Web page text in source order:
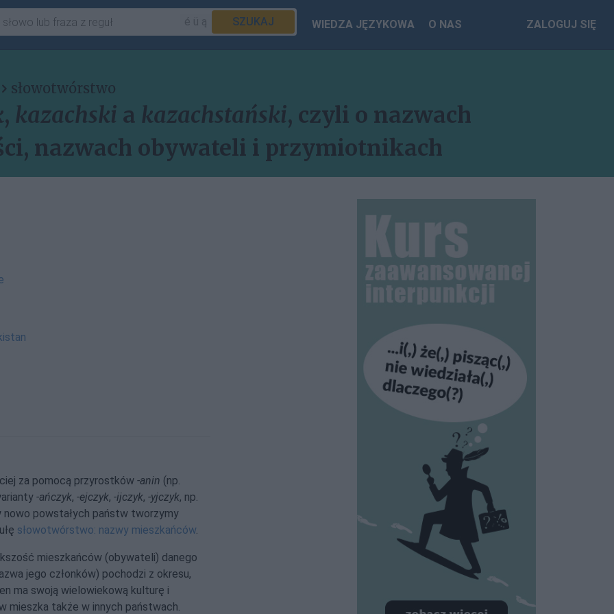
SZUKAJ WIEDZA JĘZYKOWA O NAS ZALOGUJ SIĘ
słowotwórstwo
, kazachski a kazachstański, czyli o nazwach
nazwach obywateli i przymiotnikach
za pomocą przyrostków ‑anin (np.
-ańczyk, -ejczyk, ‑ijczyk, ‑yjczyk, np.
nowo powstałych państw tworzymy
słowotwórstwo: nazwy mieszkańców.
mieszkańców (obywateli) danego
jego członków) pochodzi z okresu,
ma swoją wielowiekową kulturę i
mieszka także w innych państwach.